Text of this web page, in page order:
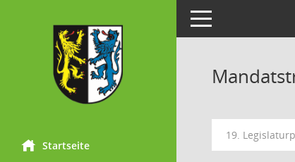
Startseite
Toggle navigation
19.